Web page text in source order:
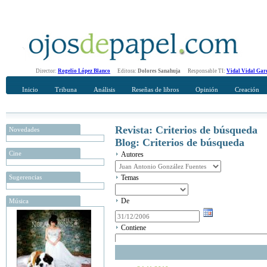
Director: Rogelio López Blanco Editora: Dolores Sanahuja Responsable TI: Vidal Vidal
Inicio Tribuna Análisis Reseñas de libros Opinión Creación
Novedades
Cine
Sugerencias
Música
Revista: Criterios de búsqueda
Blog: Criterios de búsqueda
Autores
Temas
De
Contiene